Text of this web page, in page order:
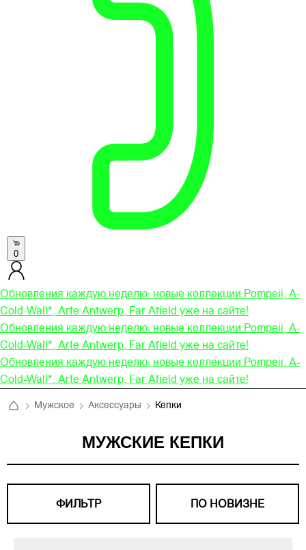
0
Обновления каждую неделю: новые коллекции Pompeii, A-
Cold-Wall*, Arte Antwerp, Far Afield уже на сайте!
Обновления каждую неделю: новые коллекции Pompeii, A-
Cold-Wall*, Arte Antwerp, Far Afield уже на сайте!
Обновления каждую неделю: новые коллекции Pompeii, A-
Cold-Wall*, Arte Antwerp, Far Afield уже на сайте!
Мужское Аксессуары Кепки
МУЖСКИЕ КЕПКИ
ФИЛЬТР ПО НОВИЗНЕ